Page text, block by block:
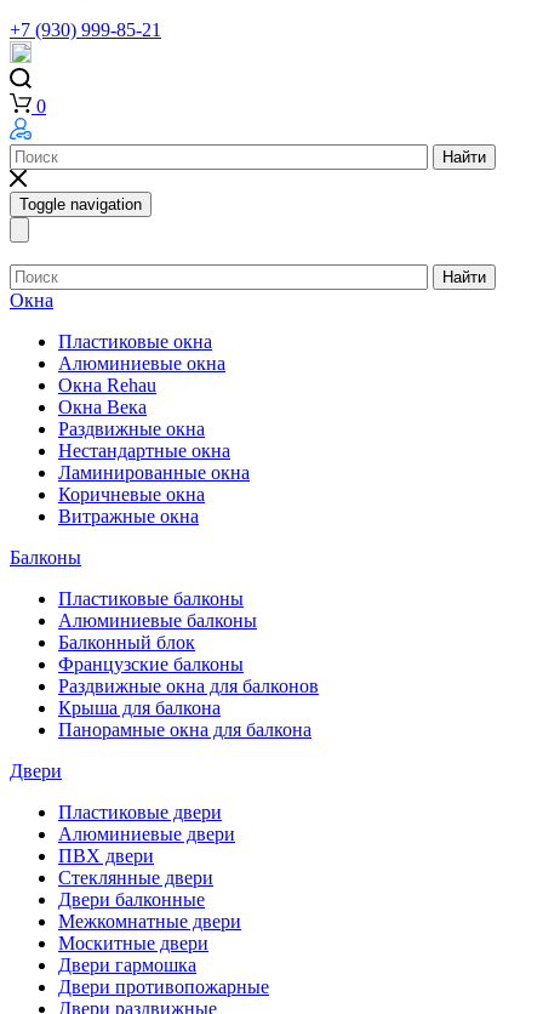
+7 (930) 999-85-21
0
Найти
Toggle navigation
Найти
Окна
Пластиковые окна
Алюминиевые окна
Окна Rehau
Окна Века
Раздвижные окна
Нестандартные окна
Ламинированные окна
Коричневые окна
Витражные окна
Балконы
Пластиковые балконы
Алюминиевые балконы
Балконный блок
Французские балконы
Раздвижные окна для балконов
Крыша для балкона
Панорамные окна для балкона
Двери
Пластиковые двери
Алюминиевые двери
ПВХ двери
Стеклянные двери
Двери балконные
Межкомнатные двери
Москитные двери
Двери гармошка
Двери противопожарные
Двери раздвижные